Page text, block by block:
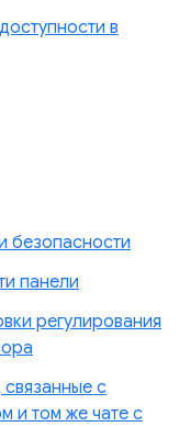
в
безопасности
панели
регулирования
с
и том же чате с